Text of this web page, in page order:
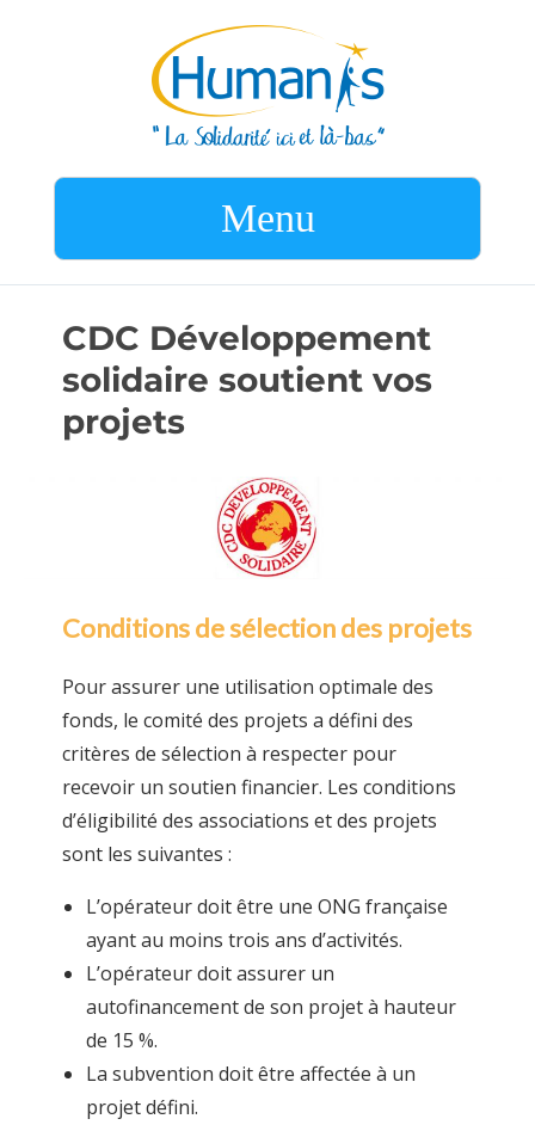
Menu
CDC Développement
solidaire soutient vos
projets
Conditions de sélection des projets
Pour assurer une utilisation optimale des
fonds, le comité des projets a défini des
critères de sélection à respecter pour
recevoir un soutien financier. Les conditions
d’éligibilité des associations et des projets
sont les suivantes :
L’opérateur doit être une ONG française
ayant au moins trois ans d’activités.
L’opérateur doit assurer un
autofinancement de son projet à hauteur
de 15 %.
La subvention doit être affectée à un
projet défini.